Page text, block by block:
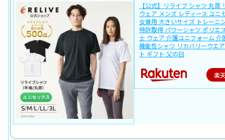
【公式】リライブ シャツ 丸首
ウェア メンズ レディース ユニ
女兼用 大きいサイズ トレーニ
特許取得 パワーシャツ ポリエ
士 ウェア 介護ユニフォーム 介
機能性シャツ リカバリーウエ
ト ギフト 父の日
楽